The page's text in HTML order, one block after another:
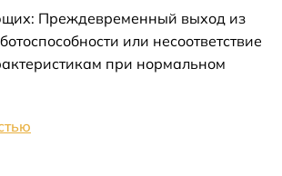
Преждевременный выход из
или несоответствие
при нормальном